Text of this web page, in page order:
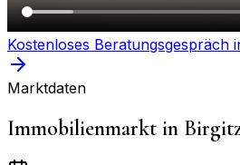
Kostenloses Beratungsgespräch
Marktdaten
Immobilienmarkt in